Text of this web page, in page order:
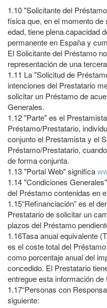
1.10"Solicitante del
física que, en el momento
edad, tiene plena capacidad
permanente en España y
El Solicitante del Préstamo
representación de una
1.11 La "Solicitud de
intenciones del Prestatario
solicitar un Préstamo de
Generales.
1.12 "Parte" es el
Préstamo/Prestatario,
conjunto el Prestamista y el
Préstamo/Prestatario,
de forma conjunta.
1.13"Portal Web" significa
1.14"Condiciones
del Préstamo contenidas en
1.15“Refinanciación” es el
Prestatario de solicitar un
plazos del Préstamo
1.16Tasa anual equivalente
es el coste total del
como porcentaje anual del
concedido. El Prestatario
entregue esta información
1.17“Personas con
siguiente: